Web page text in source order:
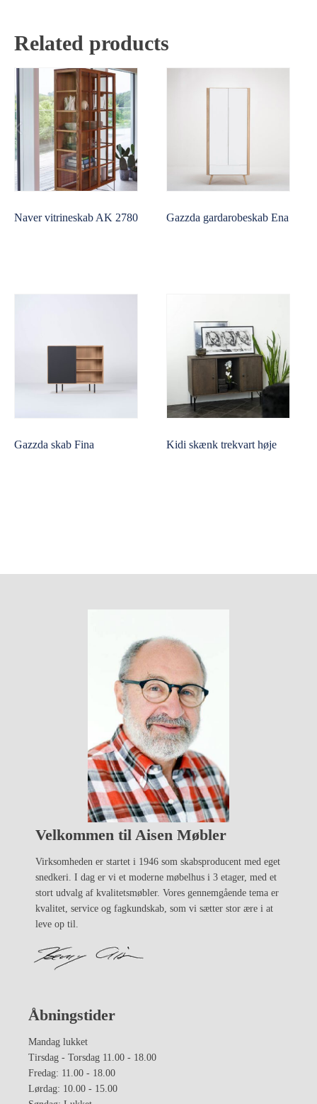
Related products
Naver vitrineskab AK 2780 Gazzda gardarobeskab Ena
Gazzda skab Fina Kidi skænk trekvart høje
Velkommen til Aisen Møbler
Virksomheden er startet i 1946 som skabsproducent med eget
snedkeri. I dag er vi et moderne møbelhus i 3 etager, med et
stort udvalg af kvalitetsmøbler. Vores gennemgående tema er
kvalitet, service og fagkundskab, som vi sætter stor ære i at
leve op til.
Åbningstider
Mandag lukket
Tirsdag - Torsdag 11.00 - 18.00
Fredag: 11.00 - 18.00
Lørdag: 10.00 - 15.00